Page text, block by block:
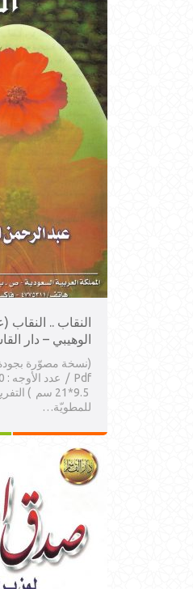
النقاب .. النقاب
الوهيبي – دار
(نسخة مصوّرة
9.5*21 سم )
للمطويّة…